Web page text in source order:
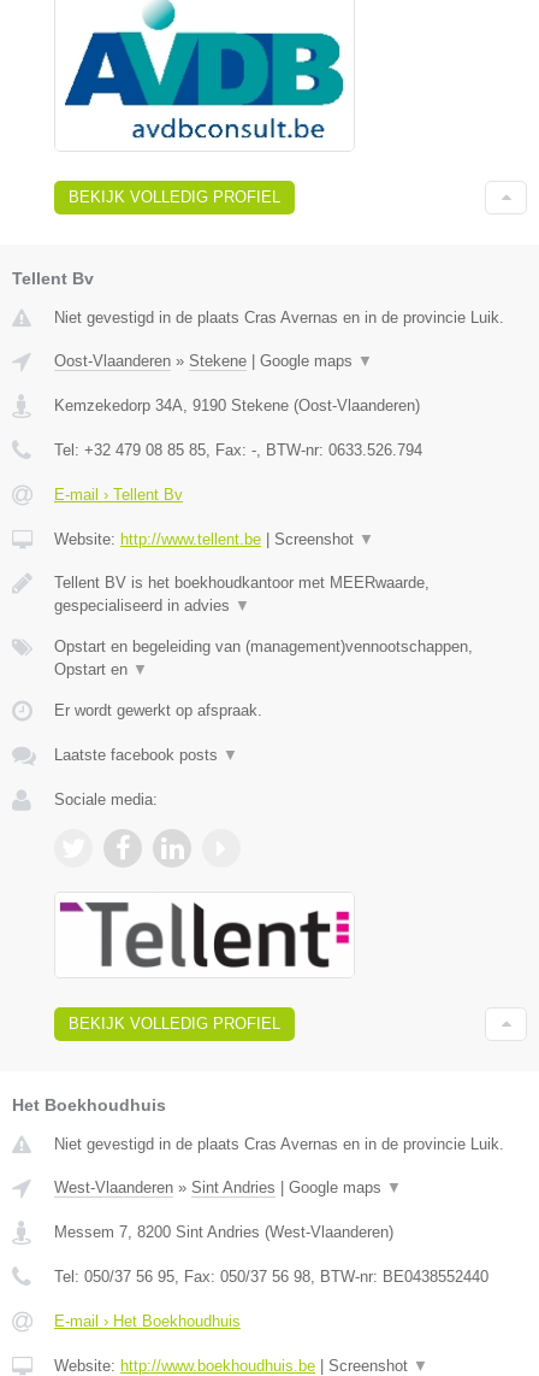
BEKIJK VOLLEDIG PROFIEL
Tellent Bv
Niet gevestigd in de plaats Cras Avernas en in de provincie Luik.
Oost-Vlaanderen » Stekene | Google maps ▼
Kemzekedorp 34A 9190 Stekene (Oost-Vlaanderen)
Tel: +32 479 08 85 85 , Fax: - , BTW-nr: 0633.526.794
E-mail › Tellent Bv
Website: http://www.tellent.be | Screenshot ▼
Tellent BV is het boekhoudkantoor met MEERwaarde,
gespecialiseerd in advies ▼
Opstart en begeleiding van (management)vennootschappen,
Opstart en ▼
Er wordt gewerkt op afspraak.
Laatste facebook posts ▼
Sociale media:
BEKIJK VOLLEDIG PROFIEL
Het Boekhoudhuis
Niet gevestigd in de plaats Cras Avernas en in de provincie Luik.
West-Vlaanderen » Sint Andries Google maps ▼
Messem 7 8200 Sint Andries (West-Vlaanderen)
Tel: 050/37 56 95 , Fax: 050/37 56 98 , BTW-nr: BE0438552440
E-mail › Het Boekhoudhuis
Website: http://www.boekhoudhuis.be Screenshot ▼